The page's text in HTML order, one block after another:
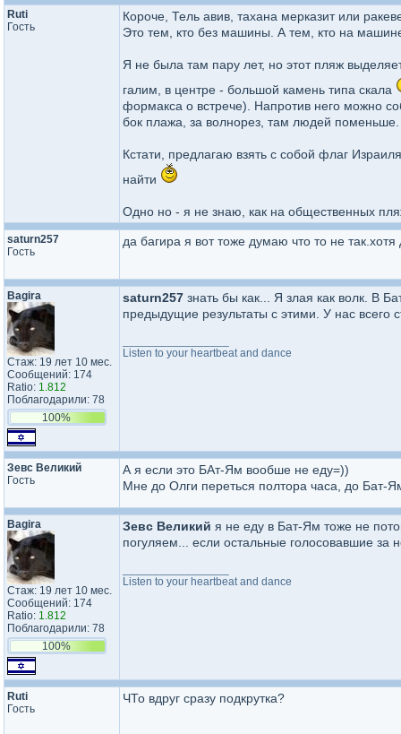
Ruti
Гость
Короче, Тель авив, тахана мерказит или
Это тем, кто без машины. А тем, кто на
Я не была там пару лет, но этот пляж
галим, в центре - большой камень типа скала
формакса о встрече). Напротив него можно
бок плажа, за волнорез, там людей поменьше.
Кстати, предлагаю взять с собой флаг
найти
Одно но - я не знаю, как на общественных
saturn257
Гость
да багира я вот тоже думаю что то не
Bagira
Стаж: 19 лет 10 мес.
Сообщений: 174
Ratio: 1.812
Поблагодарили: 78
100%
saturn257 знать бы как... Я злая как волк. В
предыдущие результаты с этими. У нас всего
Listen to your heartbeat and dance
Зевс Великий
Гость
А я если это БАт-Ям вообше не еду=))
Мне до Олги переться полтора часа, до
Bagira
Стаж: 19 лет 10 мес.
Сообщений: 174
Ratio: 1.812
Поблагодарили: 78
100%
Зевс Великий я не еду в Бат-Ям тоже не
погуляем... если остальные голосовавшие за
Listen to your heartbeat and dance
Ruti
Гость
ЧТо вдруг сразу подкрутка?